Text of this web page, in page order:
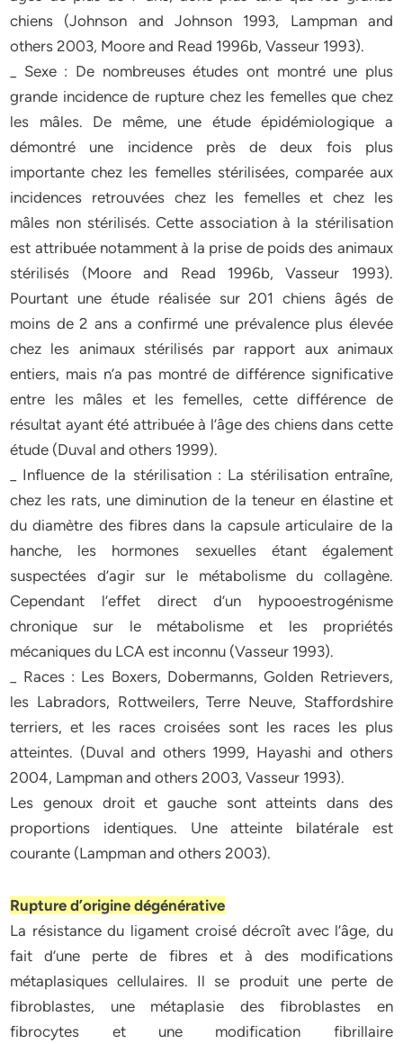
chiens (Johnson and Johnson 1993, Lampman and
others 2003, Moore and Read 1996b, Vasseur 1993).
_ Sexe : De nombreuses études ont montré une plus
grande incidence de rupture chez les femelles que chez
les mâles. De même, une étude épidémiologique a
démontré une incidence près de deux fois plus
importante chez les femelles stérilisées, comparée aux
incidences retrouvées chez les femelles et chez les
mâles non stérilisés. Cette association à la stérilisation
est attribuée notamment à la prise de poids des animaux
stérilisés (Moore and Read 1996b, Vasseur 1993).
Pourtant une étude réalisée sur 201 chiens âgés de
moins de 2 ans a confirmé une prévalence plus élevée
chez les animaux stérilisés par rapport aux animaux
entiers, mais n’a pas montré de différence significative
entre les mâles et les femelles, cette différence de
résultat ayant été attribuée à l’âge des chiens dans cette
étude (Duval and others 1999).
_ Influence de la stérilisation : La stérilisation entraîne,
chez les rats, une diminution de la teneur en élastine et
du diamètre des fibres dans la capsule articulaire de la
hanche, les hormones sexuelles étant également
suspectées d’agir sur le métabolisme du collagène.
Cependant l’effet direct d’un hypooestrogénisme
chronique sur le métabolisme et les propriétés
mécaniques du LCA est inconnu (Vasseur 1993).
_ Races : Les Boxers, Dobermanns, Golden Retrievers,
les Labradors, Rottweilers, Terre Neuve, Staffordshire
terriers, et les races croisées sont les races les plus
atteintes. (Duval and others 1999, Hayashi and others
2004, Lampman and others 2003, Vasseur 1993).
Les genoux droit et gauche sont atteints dans des
proportions identiques. Une atteinte bilatérale est
courante (Lampman and others 2003).
Rupture d’origine dégénérative
La résistance du ligament croisé décroît avec l’âge, du
fait d’une perte de fibres et à des modifications
métaplasiques cellulaires. Il se produit une perte de
fibroblastes, une métaplasie des fibroblastes en
fibrocytes et une modification fibrillaire